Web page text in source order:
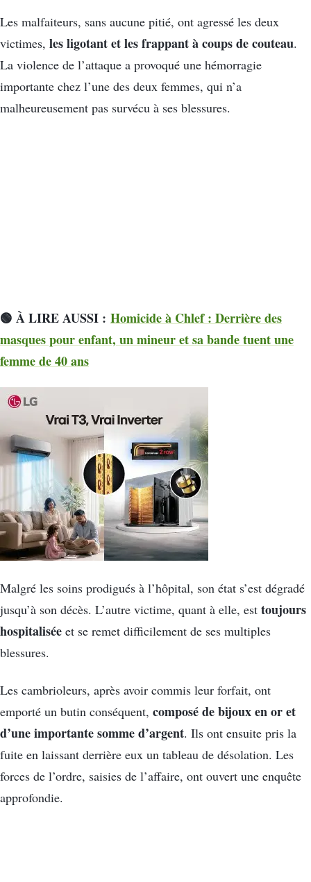
Les malfaiteurs, sans aucune pitié, ont agressé les deux
victimes, les ligotant et les frappant à coups de couteau.
La violence de l’attaque a provoqué une hémorragie
importante chez l’une des deux femmes, qui n’a
malheureusement pas survécu à ses blessures.
🟢 À LIRE AUSSI : Homicide à Chlef : Derrière des
masques pour enfant, un mineur et sa bande tuent une
femme de 40 ans
Malgré les soins prodigués à l’hôpital, son état s’est dégradé
jusqu’à son décès. L’autre victime, quant à elle, est toujours
hospitalisée et se remet difficilement de ses multiples
blessures.
Les cambrioleurs, après avoir commis leur forfait, ont
emporté un butin conséquent, composé de bijoux en or et
d’une importante somme d’argent. Ils ont ensuite pris la
fuite en laissant derrière eux un tableau de désolation. Les
forces de l’ordre, saisies de l’affaire, ont ouvert une enquête
approfondie.